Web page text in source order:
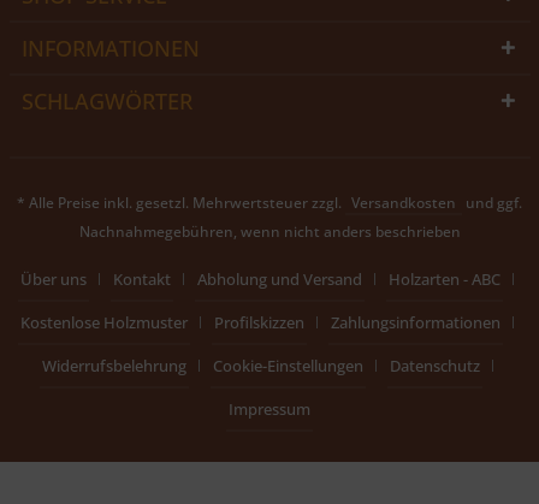
INFORMATIONEN
SCHLAGWÖRTER
* Alle Preise inkl. gesetzl. Mehrwertsteuer zzgl. Versandkosten und ggf.
Nachnahmegebühren, wenn nicht anders beschrieben
Über uns Kontakt Abholung und Versand
Holzarten - ABC
Kostenlose Holzmuster
Profilskizzen
Zahlungsinformationen
Widerrufsbelehrung
Cookie-Einstellungen
Datenschutz
Impressum